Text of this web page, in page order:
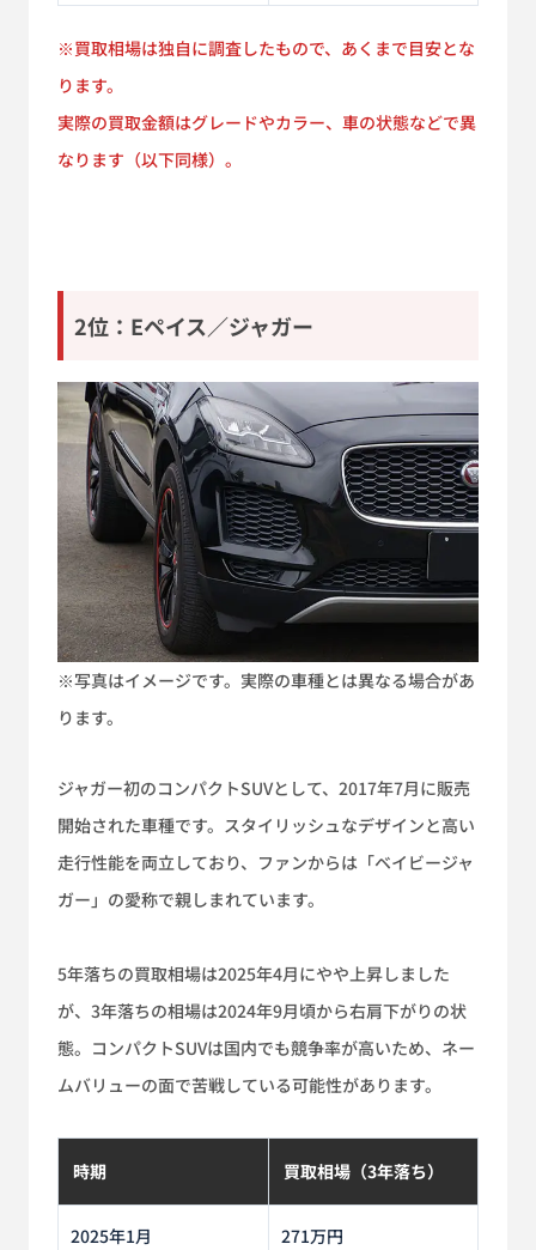
※買取相場は独自に調査したもので、あくまで目安とな
ります。
実際の買取金額はグレードやカラー、車の状態などで異
なります（以下同様）。
2位：Eペイス／ジャガー
※写真はイメージです。実際の車種とは異なる場合があ
ります。
ジャガー初のコンパクトSUVとして、2017年7月に販売
開始された車種です。スタイリッシュなデザインと高い
走行性能を両立しており、ファンからは「ベイビージャ
ガー」の愛称で親しまれています。
5年落ちの買取相場は2025年4月にやや上昇しました
が、3年落ちの相場は2024年9月頃から右肩下がりの状
態。コンパクトSUVは国内でも競争率が高いため、ネー
ムバリューの面で苦戦している可能性があります。
時期 買取相場（3年落ち）
2025年1月 271万円